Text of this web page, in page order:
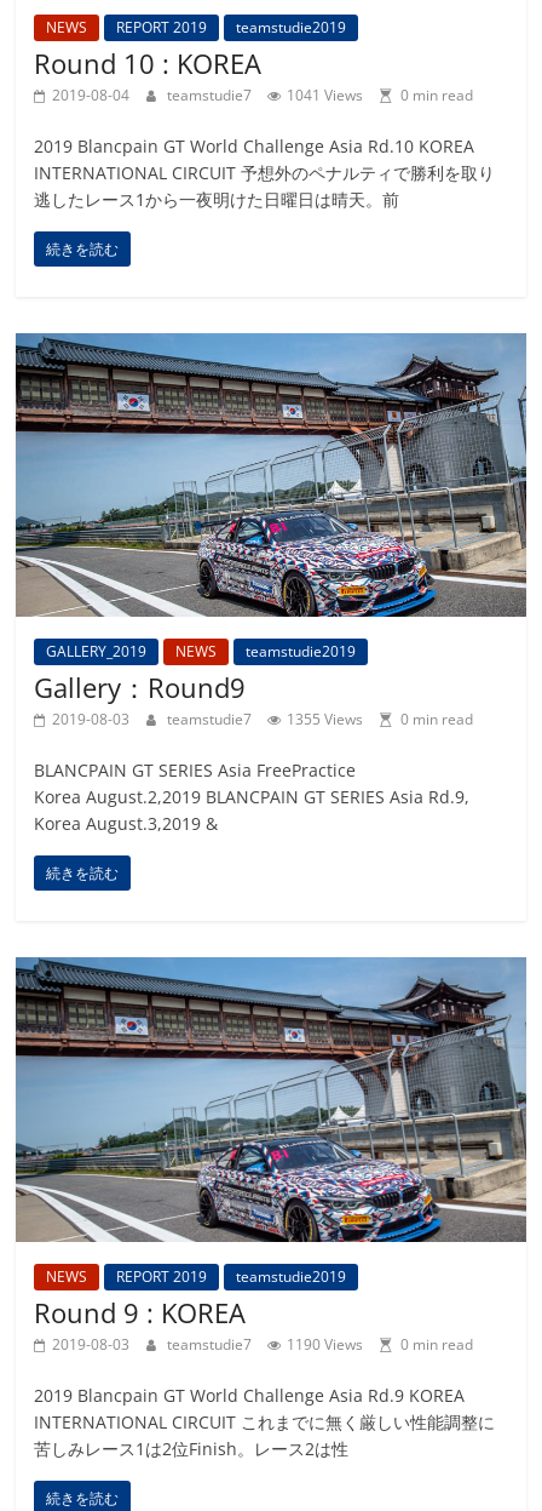
NEWS REPORT 2019 teamstudie2019
Round 10 : KOREA
2019-08-04 teamstudie7 1041 Views 0 min read
2019 Blancpain GT World Challenge Asia Rd.10 KOREA
INTERNATIONAL CIRCUIT 予想外のペナルティで勝利を取り
逃したレース1から一夜明けた日曜日は晴天。前
続きを読む
GALLERY_2019 NEWS teamstudie2019
Gallery：Round9
2019-08-03 teamstudie7 1355 Views 0 min read
BLANCPAIN GT SERIES Asia FreePractice
Korea August.2,2019 BLANCPAIN GT SERIES Asia Rd.9,
Korea August.3,2019 &
続きを読む
NEWS REPORT 2019 teamstudie2019
Round 9 : KOREA
2019-08-03 teamstudie7 1190 Views 0 min read
2019 Blancpain GT World Challenge Asia Rd.9 KOREA
INTERNATIONAL CIRCUIT これまでに無く厳しい性能調整に
苦しみレース1は2位Finish。レース2は性
続きを読む